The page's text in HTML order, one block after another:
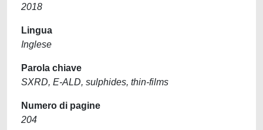
2018
Lingua
Inglese
Parola chiave
SXRD, E-ALD, sulphides, thin-films
Numero di pagine
204